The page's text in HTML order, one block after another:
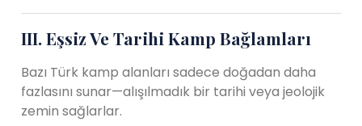
III. Eşsiz Ve Tarihi Kamp Bağlamları
Bazı Türk kamp alanları sadece doğadan daha
fazlasını sunar—alışılmadık bir tarihi veya jeolojik
zemin sağlarlar.